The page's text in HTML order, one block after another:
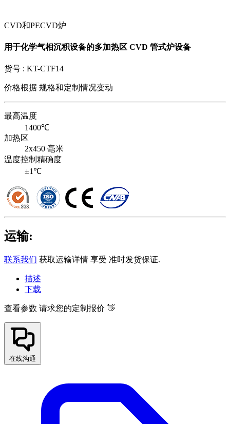
CVD和PECVD炉
用于化学气相沉积设备的多加热区 CVD 管式炉设备
货号 : KT-CTF14
价格根据 规格和定制情况变动
最高温度
1400℃
加热区
2x450 毫米
温度控制精确度
±1℃
运输:
联系我们 获取运输详情 享受 准时发货保证.
描述
下载
查看参数 请求您的定制报价 👋
在线沟通